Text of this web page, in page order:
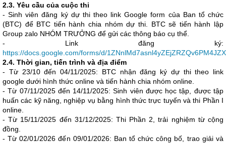
2.3. Yêu cầu của cuộc thi
- Sinh viên đăng ký dự thi theo link Google form của Ban tổ chức
(BTC) để BTC tiến hành chia nhóm dự thi. BTC sẽ tiến hành lập
Group zalo NHÓM TRƯỞNG để gửi các thông báo cụ thể.
- Link đăng ký:
https://docs.google.com/forms/d/
2.4. Thời gian, tiến trình và địa điểm
- Từ 23/10 đến 04/11/2025: BTC nhận đăng ký dự thi theo link
google dưới hình thức online và tiến hành chia nhóm online.
- Từ 07/11/2025 đến 14/11/2025: Sinh viên được học tập, được tập
huấn các kỹ năng, nghiệp vụ bằng hình thức trực tuyến và thi Phần I
online.
- Từ 15/11/2025 đến 31/12/2025: Thi Phần 2, trải nghiệm từ cộng
đồng.
- Từ 02/01/2026 đến 09/01/2026: Ban tổ chức công bố, trao giải và